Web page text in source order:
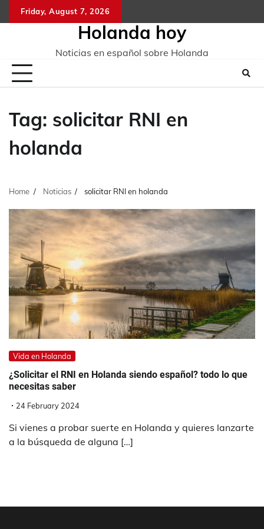
to
Friday, August 7, 2026
Holanda hoy
Noticias en español sobre Holanda
Tag: solicitar RNI en
holanda
Home Noticias solicitar RNI en holanda
Vida en Holanda
¿Solicitar el RNI en Holanda siendo español? todo lo que
necesitas saber
24 February 2024
Si vienes a probar suerte en Holanda y quieres lanzarte
a la búsqueda de alguna […]